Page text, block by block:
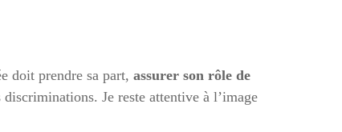
doit prendre sa part, assurer son rôle de
Je reste attentive à l’image